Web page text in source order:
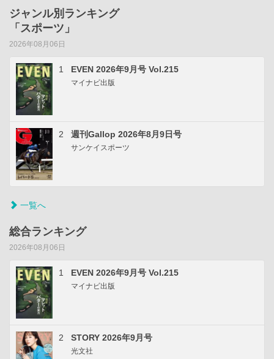
ジャンル別ランキング
「スポーツ」
2026年08月06日
1 EVEN 2026年9月号 Vol.215
マイナビ出版
2 週刊Gallop 2026年8月9日号
サンケイスポーツ
一覧へ
総合ランキング
2026年08月06日
1 EVEN 2026年9月号 Vol.215
マイナビ出版
2 STORY 2026年9月号
光文社